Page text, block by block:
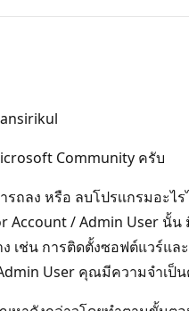
Community ครับ
ลง หรือ ลบโปรเเกรมอะไ
/ Admin User นั้น
เช่น การติดตั้งซอฟต์แวร์แ
User คุณมีความจำเ